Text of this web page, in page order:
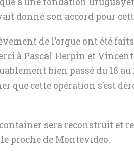
donné son accord pour
de l’orgue ont été
à Pascal Herpin et
bien passé du 18
que cette opération s’est
sera reconstruit et
proche de Montevideo.